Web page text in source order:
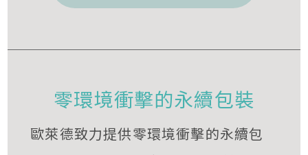
零環境衝擊的永續包裝
歐萊德致力提供零環境衝擊的永續包